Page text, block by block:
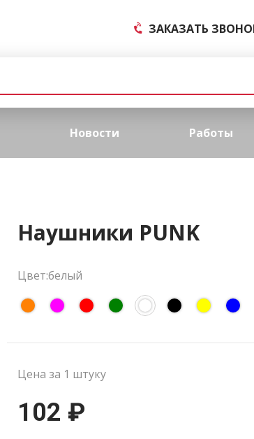
ЗАКАЗАТЬ
Новости Работы
Наушники PUNK
Цвет:белый
Цена за 1 штуку
102 ₽